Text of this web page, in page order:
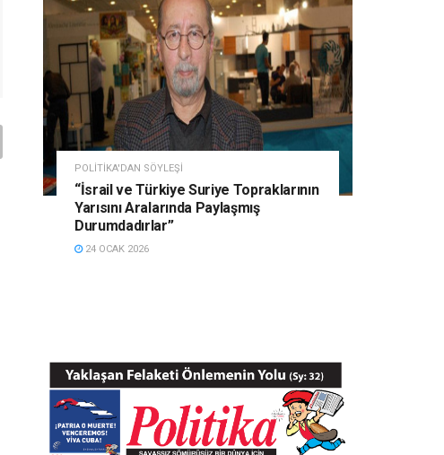
POLITIKA'DAN SÖYLEŞI
“İsrail ve Türkiye Suriye Topraklarının
Yarısını Aralarında Paylaşmış
Durumdadırlar”
24 OCAK 2026